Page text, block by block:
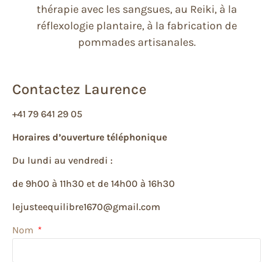
thérapie avec les sangsues, au Reiki, à la
réflexologie plantaire, à la fabrication de
pommades artisanales.
Contactez Laurence
+41 79 641 29 05
Horaires d’ouverture téléphonique
Du lundi au vendredi :
​de 9h00 à 11h30 et de 14h00 à 16h30
lejusteequilibre1670@gmail.com
Nom